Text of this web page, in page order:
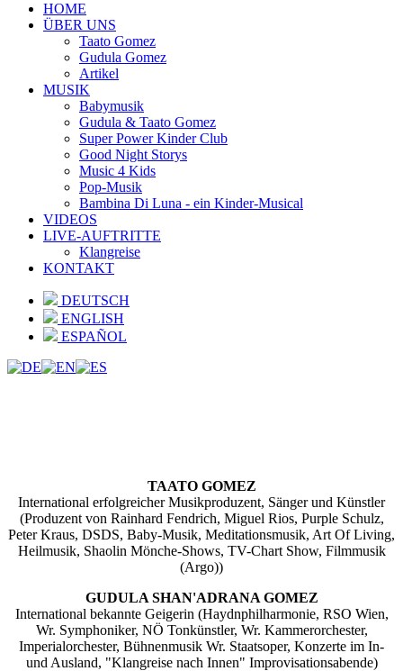
HOME
ÜBER UNS
Taato Gomez
Gudula Gomez
Artikel
MUSIK
Babymusik
Gudula & Taato Gomez
Super Power Kinder Club
Good Night Storys
Music 4 Kids
Pop-Musik
Bambina Di Luna - ein Kinder-Musical
VIDEOS
LIVE-AUFTRITTE
Klangreise
KONTAKT
DEUTSCH
ENGLISH
ESPAÑOL
TAATO GOMEZ
International erfolgreicher Musikproduzent, Sänger und Künstler
(Produzent von Rainhard Fendrich, Miguel Rios, Purple Schulz,
Peter Kraus, DSDS, Baby-Musik, Meditationsmusik, Art Of Living,
Heilmusik, Shaolin Mönche-Shows, TV-Chart Show, Filmmusik
(Argo))
GUDULA SHAN'ADRANA GOMEZ
International bekannte Geigerin (Haydnphilharmonie, RSO Wien,
Wr. Symphoniker, NÖ Tonkünstler, Wr. Kammerorchester,
Imperialorchester, Bühnenmusik Wr. Staatsoper, Konzerte im In-
und Ausland, "Klangreise nach Innen" Improvisationsabende)